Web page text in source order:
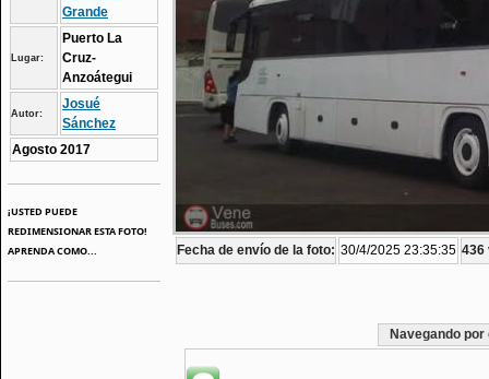
Grande
Lugar:
Puerto La
Cruz-
Anzoátegui
Autor:
Josué
Sánchez
Agosto 2017
¡USTED PUEDE
REDIMENSIONAR ESTA FOTO!
APRENDA COMO...
Fecha de envío de la foto: 30/4/2025 23:35:35 436
Navegando